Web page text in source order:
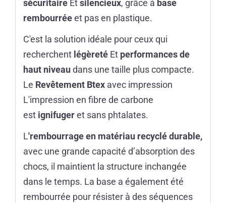
sécuritaire Etsilencieux, grâce à base
rembourréeet pas en plastique.
C'est la solution idéale pour ceux qui
recherchent légèreté Et performances de
haut niveaudans une taille plus compacte.
Le Revêtement Btex avec impression
L'impression en fibre de carbone
est ignifugeret sans phtalates.
L'rembourrage en matériau recyclé durable,
avec une grande capacité d’absorption des
chocs, il maintient la structure inchangée
dans le temps. La base a également été
rembourrée pour résister à des séquences